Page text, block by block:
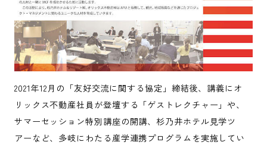
2021年12月の「友好交流に関する協定」締結後、講義にオ
リックス不動産社員が登壇する「ゲストレクチャー」や、
サマーセッション特別講座の開講、杉乃井ホテル見学ツ
アーなど、多岐にわたる産学連携プログラムを実施してい